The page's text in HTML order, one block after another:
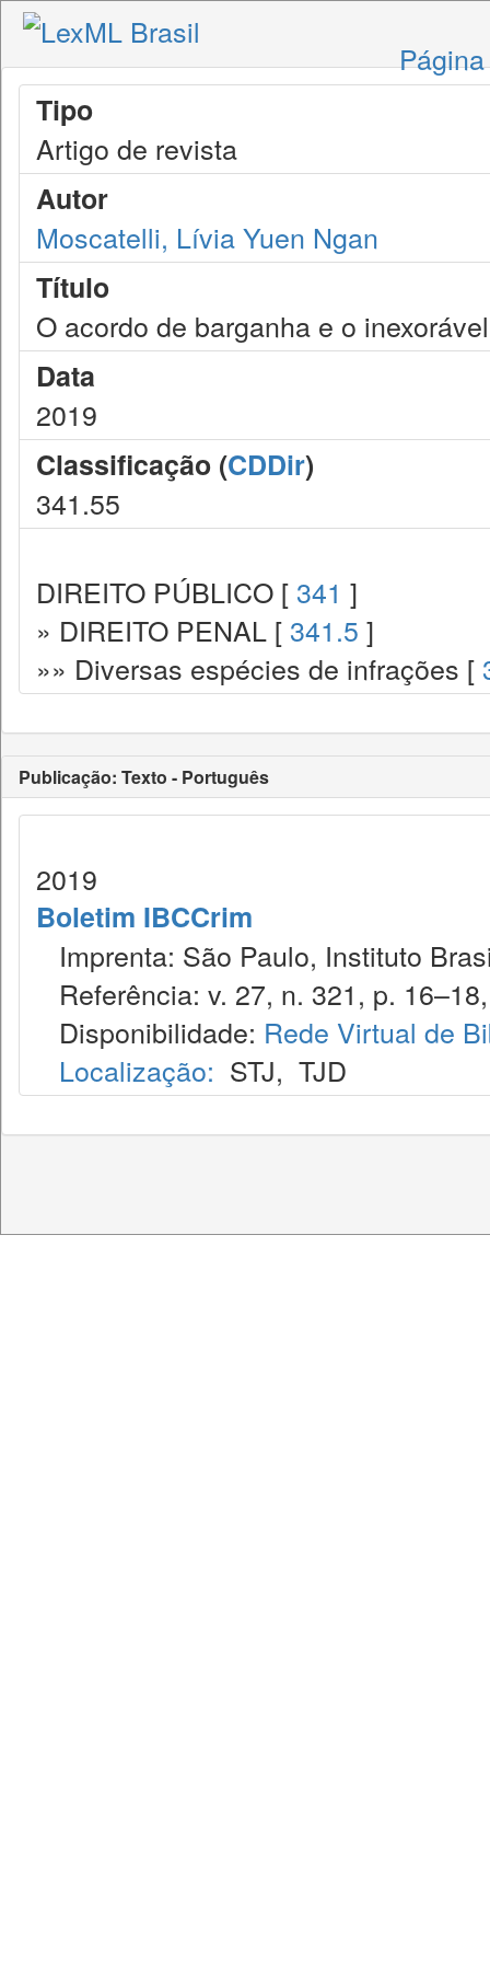
Tipo
Artigo de revista
Autor
Moscatelli, Lívia Yuen Ngan
Título
O acordo de barganha e o
Data
2019
Classificação (CDDir)
341.55
DIREITO PÚBLICO [ 341 ]
» DIREITO PENAL [ 341.5 ]
»» Diversas espécies de infrações [
Publicação: Texto - Português
2019
Boletim IBCCrim
Imprenta: São Paulo, Instituto
Referência: v. 27, n. 321, p.
Disponibilidade: Rede Virtual de
Localização: STJ, TJD